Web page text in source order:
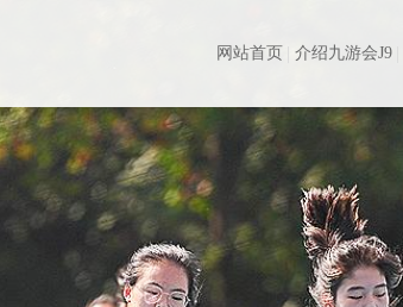
网站首页 介绍九游会J9